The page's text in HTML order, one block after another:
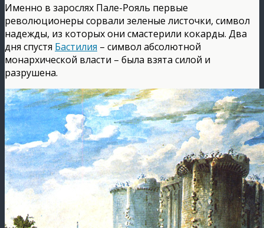
Именно в зарослях Пале-Рояль первые
революционеры сорвали зеленые листочки, символ
надежды, из которых они смастерили кокарды. Два
дня спустя Бастилия – символ абсолютной
монархической власти – была взята силой и
разрушена.